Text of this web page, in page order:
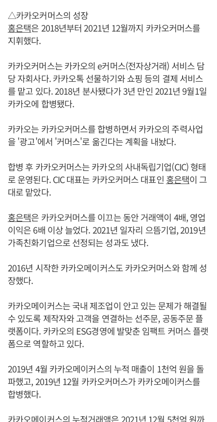
△카카오커머스의 성장
홍은택은 2018년부터 2021년 12월까지 카카오커머스를
지휘했다.
카카오커머스는 카카오의 e커머스(전자상거래) 서비스 담
당 자회사다. 카카오톡 선물하기와 쇼핑 등의 결제 서비스
를 맡고 있다. 2018년 분사됐다가 3년 만인 2021년 9월1일
카카오에 합병됐다.
카카오는 카카오커머스를 합병하면서 카카오의 주력사업
을 '광고'에서 '커머스'로 옮긴다는 계획을 내놨다.
합병 후 카카오커머스는 카카오의 사내독립기업(CIC) 형태
로 운영된다. CIC 대표는 카카오커머스 대표인 홍은택이 그
대로 맡았다.
홍은택은 카카오커머스를 이끄는 동안 거래액이 4배, 영업
이익은 6배 이상 늘었다. 2021년 일자리 으뜸기업, 2019년
가족친화기업으로 선정되는 성과도 냈다.
2016년 시작한 카카오메이커스도 카카오커머스와 함께 성
장했다.
카카오메이커스는 국내 제조업이 안고 있는 문제가 해결될
수 있도록 제작자와 고객을 연결하는 선주문, 공동주문 플
랫폼이다. 카카오의 ESG경영에 발맞춘 임팩트 커머스 플랫
폼으로 역할하고 있다.
2019년 4월 카카오메이커스의 누적 매출이 1천억 원을 돌
파했고, 2019년 12월 카카오커머스가 카카오메이커스를
합병했다.
카카오메이커스의 누적거래액은 2021년 12월 5천억 원까